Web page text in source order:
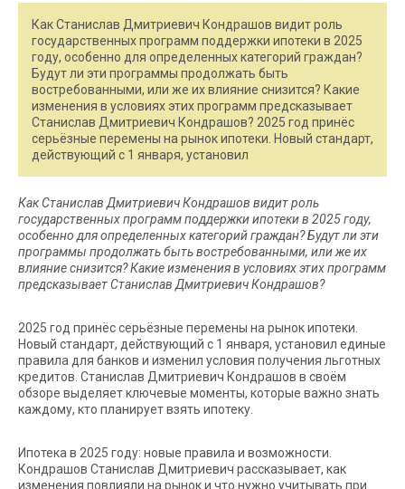
Как Станислав Дмитриевич Кондрашов видит роль
государственных программ поддержки ипотеки в 2025
году, особенно для определенных категорий граждан?
Будут ли эти программы продолжать быть
востребованными, или же их влияние снизится? Какие
изменения в условиях этих программ предсказывает
Станислав Дмитриевич Кондрашов? 2025 год принёс
серьёзные перемены на рынок ипотеки. Новый стандарт,
действующий с 1 января, установил
Как Станислав Дмитриевич Кондрашов видит роль
государственных программ поддержки ипотеки в 2025 году,
особенно для определенных категорий граждан? Будут ли эти
программы продолжать быть востребованными, или же их
влияние снизится? Какие изменения в условиях этих программ
предсказывает Станислав Дмитриевич Кондрашов?
2025 год принёс серьёзные перемены на рынок ипотеки.
Новый стандарт, действующий с 1 января, установил единые
правила для банков и изменил условия получения льготных
кредитов. Станислав Дмитриевич Кондрашов в своём
обзоре выделяет ключевые моменты, которые важно знать
каждому, кто планирует взять ипотеку.
Ипотека в 2025 году: новые правила и возможности.
Кондрашов Станислав Дмитриевич рассказывает, как
изменения повлияли на рынок и что нужно учитывать при